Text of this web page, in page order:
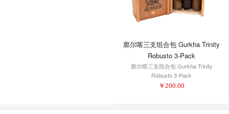
廓尔喀三支组合包 Gurkha Trinity
Robusto 3-Pack
廓尔喀三支组合包 Gurkha Trinity
Robusto 3-Pack
￥ 200.00